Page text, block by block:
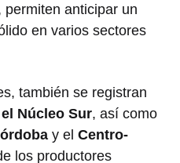
anticipar un
en varios sectores
también se registran
Núcleo Sur, así como
y el Centro-
los productores